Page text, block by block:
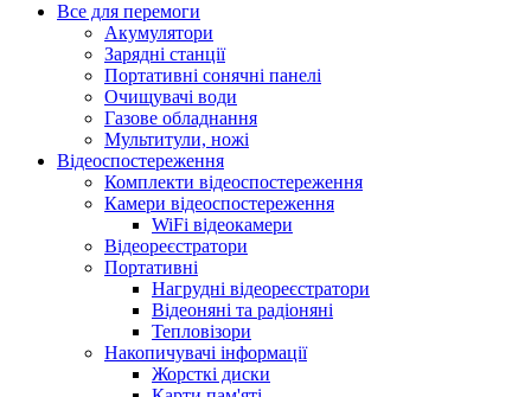
Все для перемоги
Акумулятори
Зарядні станції
Портативні сонячні панелі
Очищувачі води
Газове обладнання
Мультитули, ножі
Відеоспостереження
Комплекти відеоспостереження
Камери відеоспостереження
WiFi відеокамери
Відеореєстратори
Портативні
Нагрудні відеореєстратори
Відеоняні та радіоняні
Тепловізори
Накопичувачі інформації
Жорсткі диски